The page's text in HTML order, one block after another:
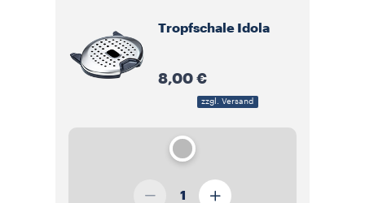
Tropfschale Idola
8,00 €
zzgl. Versand
1